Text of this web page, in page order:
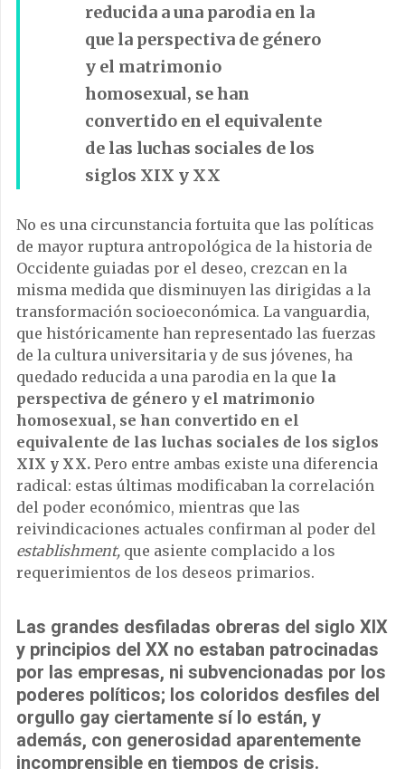
reducida a una parodia en la
que la perspectiva de género
y el matrimonio
homosexual, se han
convertido en el equivalente
de las luchas sociales de los
siglos XIX y XX
No es una circunstancia fortuita que las políticas
de mayor ruptura antropológica de la historia de
Occidente guiadas por el deseo, crezcan en la
misma medida que disminuyen las dirigidas a la
transformación socioeconómica. La vanguardia,
que históricamente han representado las fuerzas
de la cultura universitaria y de sus jóvenes, ha
quedado reducida a una parodia en la que la
perspectiva de género y el matrimonio
homosexual, se han convertido en el
equivalente de las luchas sociales de los siglos
XIX y XX. Pero entre ambas existe una diferencia
radical: estas últimas modificaban la correlación
del poder económico, mientras que las
reivindicaciones actuales confirman al poder del
establishment, que asiente complacido a los
requerimientos de los deseos primarios.
Las grandes desfiladas obreras del siglo XIX
y principios del XX no estaban patrocinadas
por las empresas, ni subvencionadas por los
poderes políticos; los coloridos desfiles del
orgullo gay ciertamente sí lo están, y
además, con generosidad aparentemente
incomprensible en tiempos de crisis.